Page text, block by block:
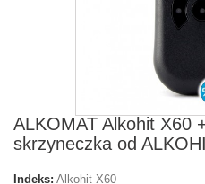
ALKOMAT Alkohit X60
skrzyneczka od
Indeks: Alkohit X60